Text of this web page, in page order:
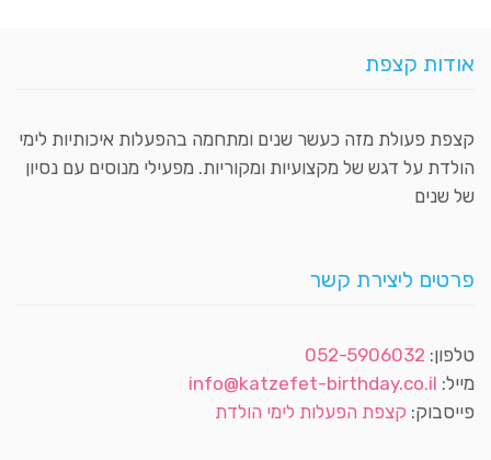
אודות קצפת
קצפת פעולת מזה כעשר שנים ומתחמה בהפעלות איכותיות לימי
הולדת על דגש של מקצועיות ומקוריות. מפעילי מנוסים עם נסיון
של שנים
פרטים ליצירת קשר
טלפון: 052-5906032
מייל: info@katzefet-birthday.co.il
פייסבוק: קצפת הפעלות לימי הולדת